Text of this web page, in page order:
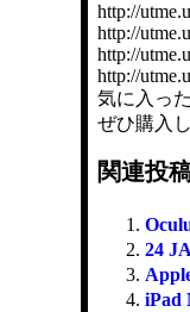
http://
http://
http://
http://
気に入っ
ぜひ購入
関連投
24
iPad